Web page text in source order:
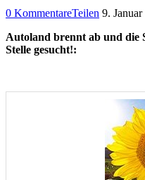
0 KommentareTeilen 9.
Autoland brennt ab und die
Stelle gesucht!: